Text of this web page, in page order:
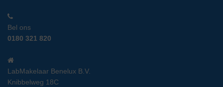
Bel ons
0180 321 820
LabMakelaar Benelux B.V.
Knibbelweg 18C